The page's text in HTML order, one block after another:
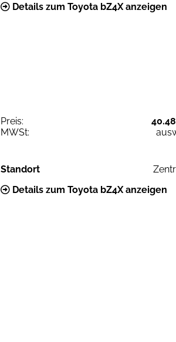
Details zum Toyota bZ4X anzeigen
Preis:
MWSt:
Standort
Details zum Toyota bZ4X anzeigen